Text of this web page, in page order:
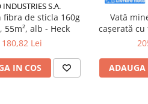
INDUSTRIES S.A.
fibra de sticla 160g
55m², alb - Heck
180,82 Lei
IN COS
Vată
cașerată
URSA DF
ADAUGA